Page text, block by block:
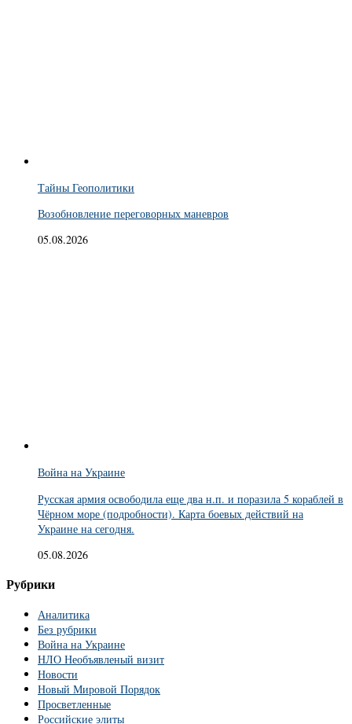
Тайны Геополитики
Возобновление переговорных маневров
05.08.2026
Война на Украине
Русская армия освободила еще два н.п. и поразила 5 кораблей в
Чёрном море (подробности). Карта боевых действий на
Украине на сегодня.
05.08.2026
Рубрики
Аналитика
Без рубрики
Война на Украине
НЛО Необъявленый визит
Новости
Новый Мировой Порядок
Просветленные
Российские элиты